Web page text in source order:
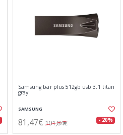
Samsung bar plus 512gb usb 3.1 titan
gray
SAMSUNG
81,47€ 101,84€ - 20%